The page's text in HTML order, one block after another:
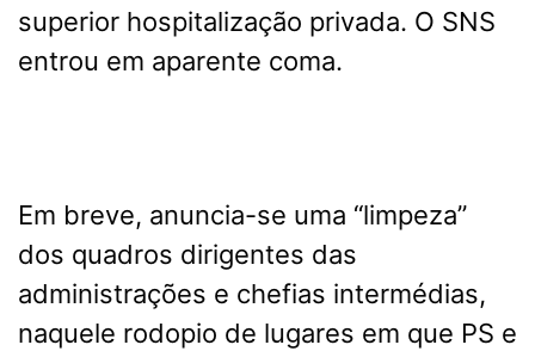
superior hospitalização privada. O SNS
entrou em aparente coma.
Em breve, anuncia-se uma “limpeza”
dos quadros dirigentes das
administrações e chefias intermédias,
naquele rodopio de lugares em que PS e